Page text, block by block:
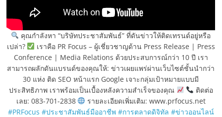
คุณกำลังหา “บริษัทประชาสัมพันธ์” ที่ดันข่าวให้ติดเทรนด์อยู่หรือ
เปล่า?
เราคือ PR Focus – ผู้เชี่ยวชาญด้าน Press Release | Press
Conference | Media Relations ด้วยประสบการณ์กว่า 10 ปี เรา
สามารถผลักดันแบรนด์ของคุณให้: ข่าวเผยแพร่ผ่านเว็บไซต์ชั้นนำกว่า
30 แห่ง ติด SEO หน้าแรก Google เจาะกลุ่มเป้าหมายแบบมี
ประสิทธิภาพ เราพร้อมเป็นเบื้องหลังความสำเร็จของคุณ
ติดต่อ
เลย: 083-701-2838
รายละเอียดเพิ่มเติม: www.prfocus.net
#PRFocus #ประชาสัมพันธ์มืออาชีพ #การตลาดดิจิทัล #ข่าวออนไลน์